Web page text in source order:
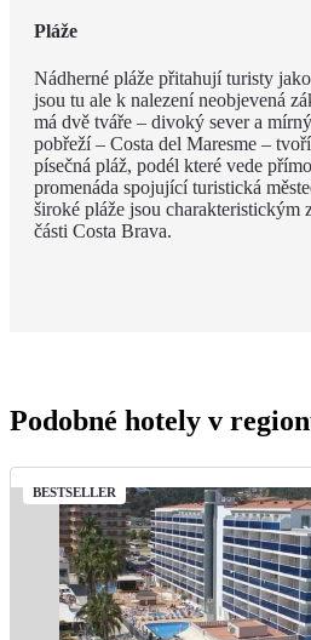
Pláže
Nádherné pláže přitahují turisty
jsou tu ale k nalezení neobjevená
má dvě tváře – divoký sever a
pobřeží – Costa del Maresme –
písečná pláž, podél které vede
promenáda spojující turistická
široké pláže jsou charakteristickým
části Costa Brava.
Podobné hotely v
BESTSELLER